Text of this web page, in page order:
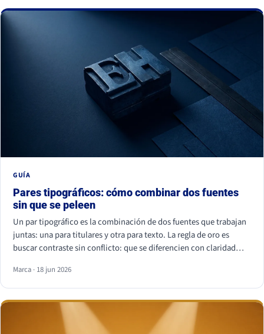
La buena noticia: todos se corrigen con criterio, no con
presupuesto.
GUÍA
Pares tipográficos: cómo combinar dos fuentes
sin que se peleen
Un par tipográfico es la combinación de dos fuentes que trabajan
juntas: una para titulares y otra para texto. La regla de oro es
buscar contraste sin conflicto: que se diferencien con claridad
combinación más segura es serif para titular y sans serif para
texto, o al revés. Lo que nunca funciona es juntar dos fuentes
parecidas pero no iguales: el ojo nota el choque aunque no sepa
Marca · 18 jun 2026